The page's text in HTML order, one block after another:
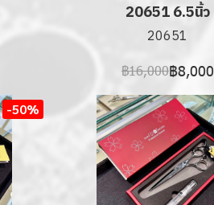
20651 6.5นิ้ว
20651
฿16,000฿8,000
-50%